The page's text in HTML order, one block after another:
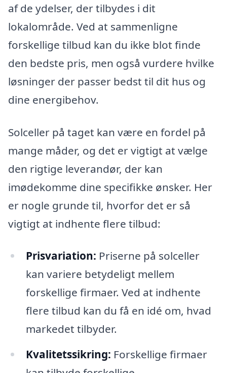
af de ydelser, der tilbydes i dit
lokalområde. Ved at sammenligne
forskellige tilbud kan du ikke blot finde
den bedste pris, men også vurdere hvilke
løsninger der passer bedst til dit hus og
dine energibehov.
Solceller på taget kan være en fordel på
mange måder, og det er vigtigt at vælge
den rigtige leverandør, der kan
imødekomme dine specifikke ønsker. Her
er nogle grunde til, hvorfor det er så
vigtigt at indhente flere tilbud:
Prisvariation: Priserne på solceller
kan variere betydeligt mellem
forskellige firmaer. Ved at indhente
flere tilbud kan du få en idé om, hvad
markedet tilbyder.
Kvalitetssikring: Forskellige firmaer